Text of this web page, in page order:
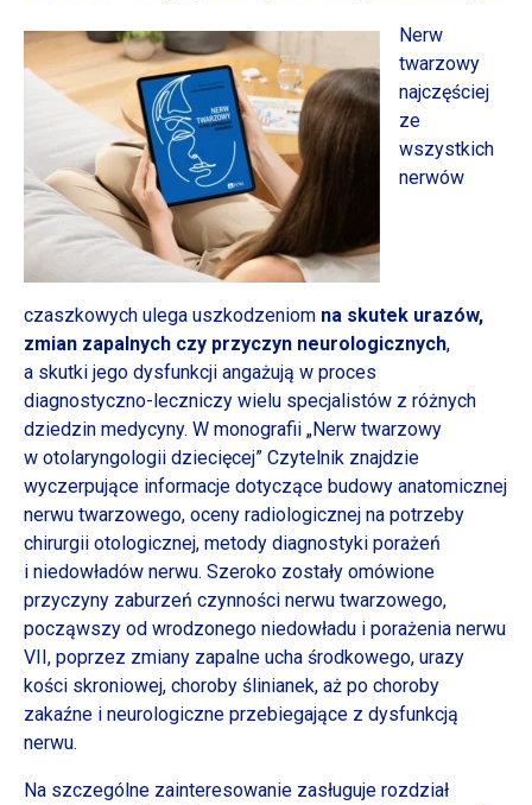
Nerw
twarzowy
najczęściej
ze
wszystkich
nerwów
czaszkowych ulega uszkodzeniom na skutek urazów,
zmian zapalnych czy przyczyn neurologicznych,
a skutki jego dysfunkcji angażują w proces
diagnostyczno-leczniczy wielu specjalistów z różnych
dziedzin medycyny. W monografii „Nerw twarzowy
w otolaryngologii dziecięcej” Czytelnik znajdzie
wyczerpujące informacje dotyczące budowy anatomicznej
nerwu twarzowego, oceny radiologicznej na potrzeby
chirurgii otologicznej, metody diagnostyki porażeń
i niedowładów nerwu. Szeroko zostały omówione
przyczyny zaburzeń czynności nerwu twarzowego,
począwszy od wrodzonego niedowładu i porażenia nerwu
VII, poprzez zmiany zapalne ucha środkowego, urazy
kości skroniowej, choroby ślinianek, aż po choroby
zakaźne i neurologiczne przebiegające z dysfunkcją
nerwu.
Na szczególne zainteresowanie zasługuje rozdział